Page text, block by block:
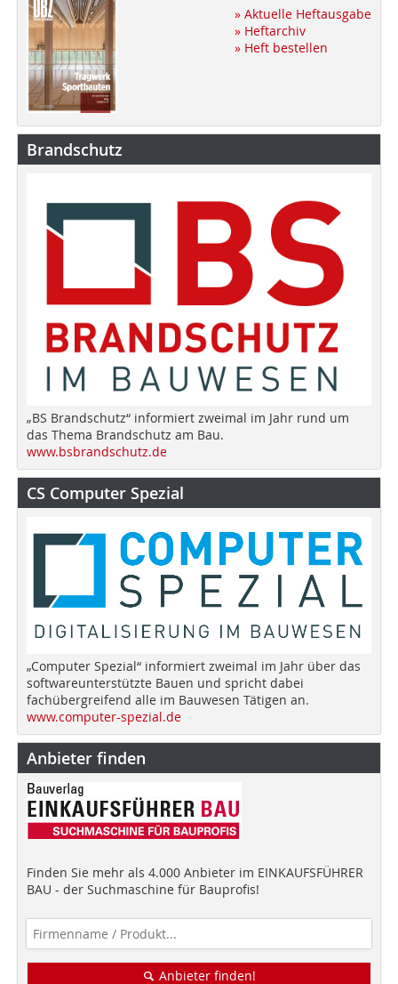
» Aktuelle Heftausgabe
» Heftarchiv
» Heft bestellen
Brandschutz
„BS Brandschutz“ informiert zweimal im Jahr rund um
das Thema Brandschutz am Bau.
www.bsbrandschutz.de
CS Computer Spezial
„Computer Spezial“ informiert zweimal im Jahr über das
softwareunterstützte Bauen und spricht dabei
fachübergreifend alle im Bauwesen Tätigen an.
www.computer-spezial.de
Anbieter finden
Finden Sie mehr als 4.000 Anbieter im EINKAUFSFÜHRER
BAU - der Suchmaschine für Bauprofis!
Anbieter finden!